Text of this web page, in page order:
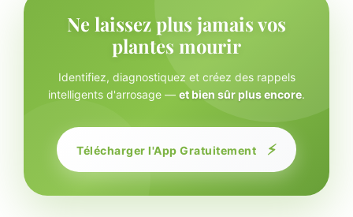
Ne laissez plus jamais vos
plantes mourir
Identifiez, diagnostiquez et créez des rappels
intelligents d'arrosage — et bien sûr plus encore.
Télécharger l'App Gratuitement ⚡